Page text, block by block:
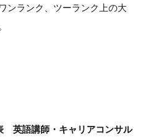
ンランク、ツーランク上の大
英語講師・キャリアコンサル